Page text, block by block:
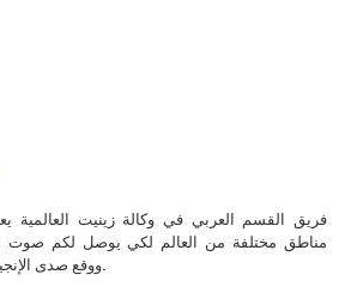
فريق القسم العربي في وكالة زينيت العالمية
مناطق مختلفة من العالم لكي يوصل لكم صوت
ووقع صدى الإنجيل الحي.